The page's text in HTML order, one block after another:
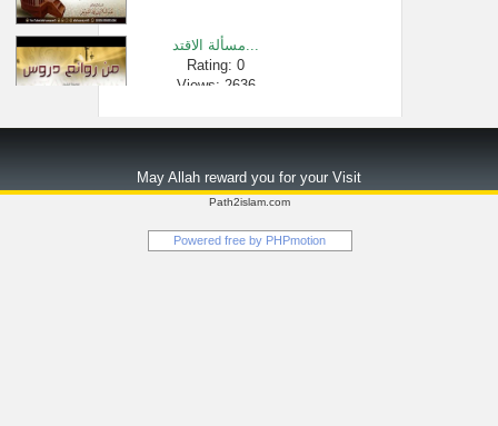
مسألة الاقتد...
Rating: 0
Views: 2636
Views: 2300
طارق السويدا...
Rating: 0
May Allah reward you for your Visit
Path2islam.com
Powered free by PHPmotion